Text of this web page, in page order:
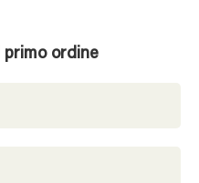
primo ordine